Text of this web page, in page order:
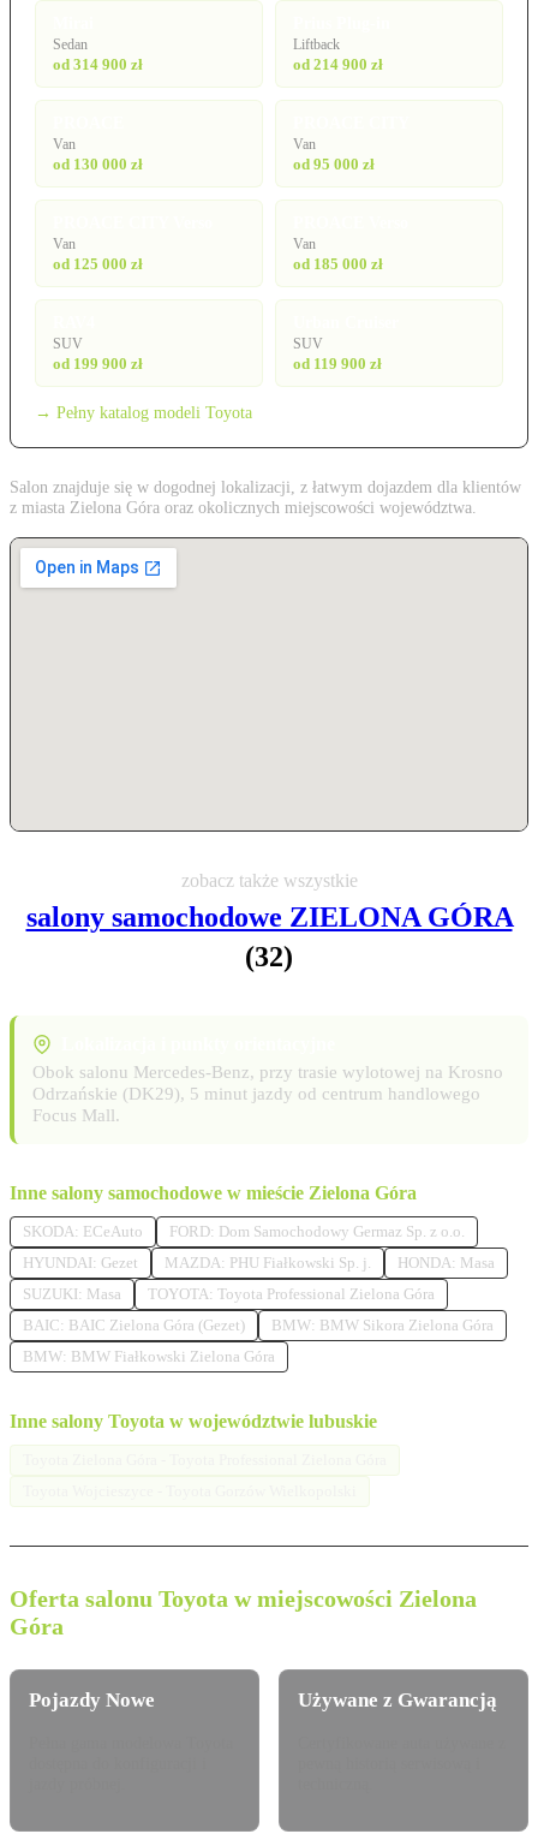
Sedan
od 314 900 zł
Liftback
od 214 900 zł
Van
od 130 000 zł
Van
od 95 000 zł
Van
od 125 000 zł
Van
od 185 000 zł
SUV
od 199 900 zł
SUV
od 119 900 zł
→ Pełny katalog modeli Toyota
Salon znajduje się w dogodnej lokalizacji, z łatwym dojazdem dla klientów
z miasta Zielona Góra oraz okolicznych miejscowości województwa.
zobacz także wszystkie
salony samochodowe ZIELONA GÓRA
(32)
Obok salonu Mercedes-Benz, przy trasie wylotowej na Krosno
Odrzańskie (DK29), 5 minut jazdy od centrum handlowego
Focus Mall.
Inne salony samochodowe w mieście Zielona Góra
SKODA: ECeAuto
FORD: Dom Samochodowy Germaz Sp. z o.o.
HYUNDAI: Gezet
MAZDA: PHU Fiałkowski Sp. j.
HONDA: Masa
SUZUKI: Masa
TOYOTA: Toyota Professional Zielona Góra
BAIC: BAIC Zielona Góra (Gezet)
BMW: BMW Sikora Zielona Góra
BMW: BMW Fiałkowski Zielona Góra
Inne salony Toyota w województwie lubuskie
Oferta salonu Toyota w miejscowości Zielona
Góra
Pojazdy Nowe Używane z Gwarancją